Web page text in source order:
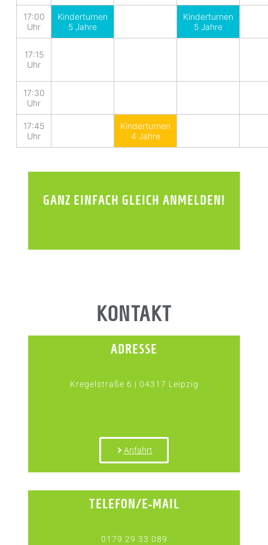
17:00
Uhr
Kinderturnen
5 Jahre
Kinderturnen
5 Jahre
17:15
Uhr
17:30
Uhr
17:45
Uhr
Kinderturnen
4 Jahre
GANZ EINFACH GLEICH ANMELDEN!
KONTAKT
ADRESSE
Kregelstraße 6 | 04317 Leipzig
Anfahrt
TELEFON/E-MAIL
0179 29 33 089